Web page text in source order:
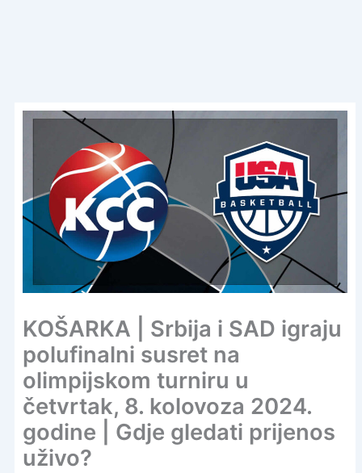
KOŠARKA | Srbija i SAD igraju
polufinalni susret na
olimpijskom turniru u
četvrtak, 8. kolovoza 2024.
godine | Gdje gledati prijenos
uživo?